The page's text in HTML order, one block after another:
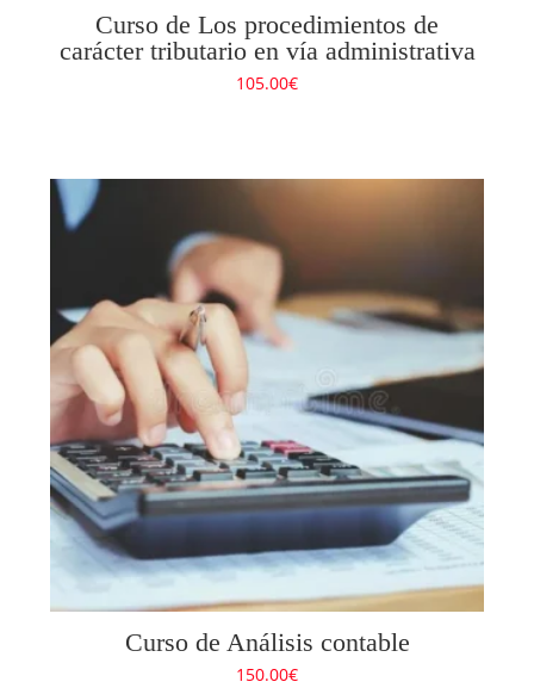
Curso de Los procedimientos de
carácter tributario en vía administrativa
105.00€
Curso de Análisis contable
150.00€